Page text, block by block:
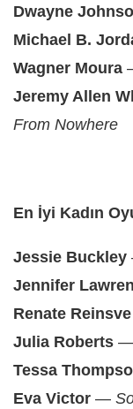
Dwayne
Michael B.
Wagner Moura
Jeremy Allen
From Nowhere
En İyi Kadın
Jessie Buckley
Jennifer
Renate Reinsve
Julia Roberts —
Tessa
Eva Victor —